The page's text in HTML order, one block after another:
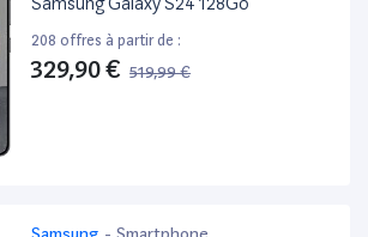
208 offres à partir de :
329,90 € 519,99 €